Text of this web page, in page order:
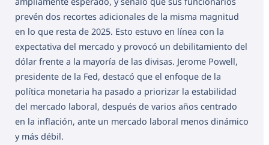
prevén dos recortes adicionales de la misma magnitud
en lo que resta de 2025. Esto estuvo en línea con la
expectativa del mercado y provocó un debilitamiento del
dólar frente a la mayoría de las divisas. Jerome Powell,
presidente de la Fed, destacó que el enfoque de la
política monetaria ha pasado a priorizar la estabilidad
del mercado laboral, después de varios años centrado
en la inflación, ante un mercado laboral menos dinámico
y más débil.